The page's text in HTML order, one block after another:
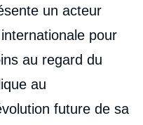
un acteur
pour
au regard du
au
future de sa